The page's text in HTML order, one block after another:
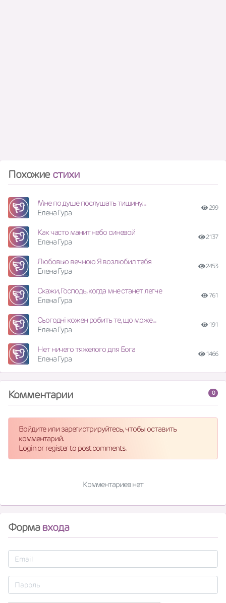
Похожие стихи
Мне по душе послушать тишину...
Елена Гура
299
Как часто манит небо синевой
Елена Гура
2137
Любовью вечною Я возлюбил тебя
Елена Гура
2453
Скажи, Господь, когда мне станет легче
Елена Гура
761
Сьогодні кожен робить те, що може...
Елена Гура
191
Нет ничего тяжелого для Бога
Елена Гура
1466
0
Комментарии
Войдите или зарегистрируйтесь, чтобы оставить
комментарий.
Login or register to post comments.
Комментариев нет
Формавхода